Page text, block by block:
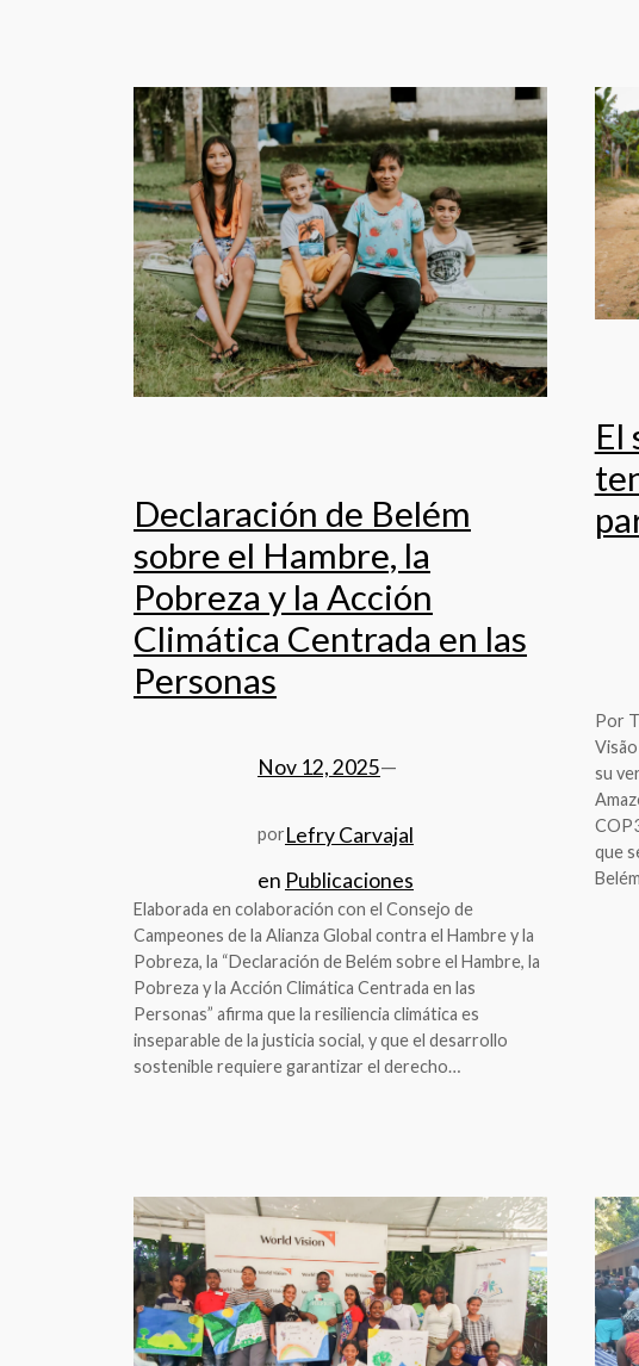
Declaración de Belém
sobre el Hambre, la
Pobreza y la Acción
Climática Centrada en las
Personas
Nov 12, 2025—
porLefry Carvajal
en Publicaciones
Elaborada en colaboración con el Consejo de
Campeones de la Alianza Global contra el Hambre y la
Pobreza, la “Declaración de Belém sobre el Hambre, la
Pobreza y la Acción Climática Centrada en las
Personas” afirma que la resiliencia climática es
inseparable de la justicia social, y que el desarrollo
sostenible requiere garantizar el derecho…
El
Por
su
que